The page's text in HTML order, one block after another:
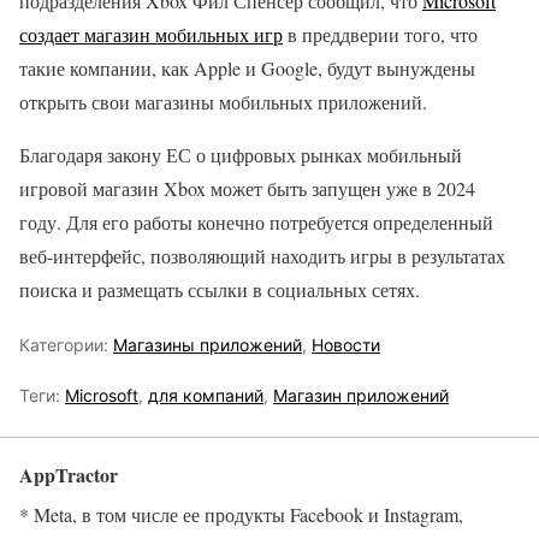
создает магазин мобильных игрв преддверии того, что
такие компании, как Apple и Google, будут вынуждены
открыть свои магазины мобильных приложений.
Благодаря закону ЕС о цифровых рынках мобильный
игровой магазин Xbox может быть запущен уже в 2024
году. Для его работы конечно потребуется определенный
веб-интерфейс, позволяющий находить игры в результатах
поиска и размещать ссылки в социальных сетях.
Категории: Магазины приложений, Новости
Теги: Microsoft, для компаний, Магазин приложений
AppTractor
* Meta, в том числе ее продукты Facebook и Instagram,